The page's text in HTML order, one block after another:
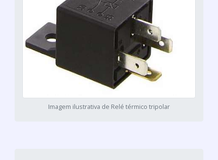
Imagem ilustrativa de Relé térmico tripolar